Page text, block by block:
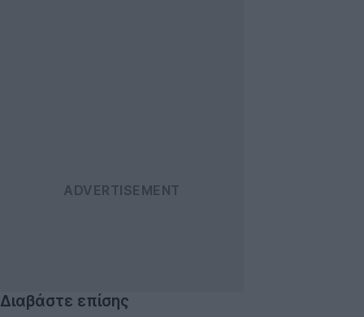
Διαβάστε επίσης